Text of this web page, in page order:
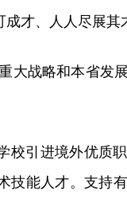
才、人人尽展其
大战略和本省发
校引进境外优质
技能人才。支持